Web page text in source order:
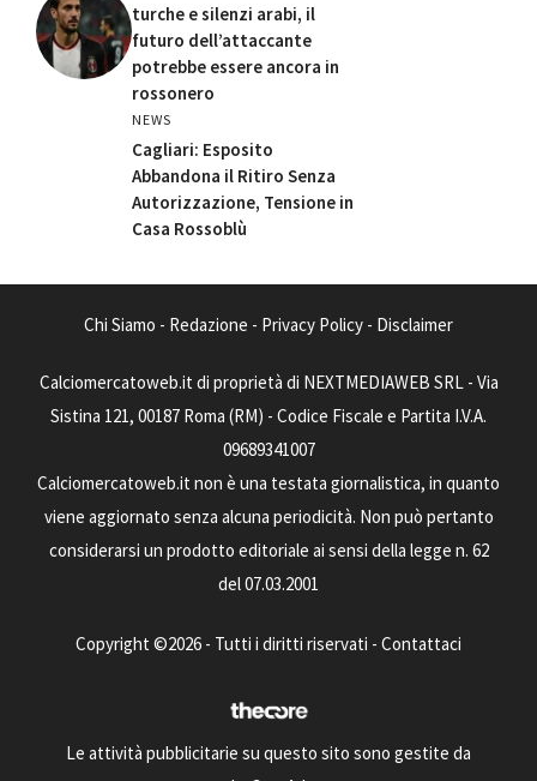
turche e silenzi arabi, il
futuro dell’attaccante
potrebbe essere ancora in
rossonero
NEWS
Cagliari: Esposito
Abbandona il Ritiro Senza
Autorizzazione, Tensione in
Casa Rossoblù
Chi Siamo - Redazione - Privacy Policy - Disclaimer
Calciomercatoweb.it di proprietà di NEXTMEDIAWEB SRL - Via
Sistina 121, 00187 Roma (RM) - Codice Fiscale e Partita I.V.A.
09689341007
Calciomercatoweb.it non è una testata giornalistica, in quanto
viene aggiornato senza alcuna periodicità. Non può pertanto
considerarsi un prodotto editoriale ai sensi della legge n. 62
del 07.03.2001
Copyright ©2026 - Tutti i diritti riservati - Contattaci
Le attività pubblicitarie su questo sito sono gestite da